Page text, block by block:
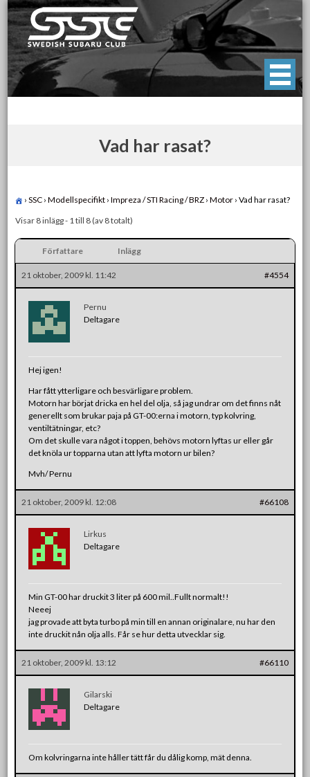
Skip
to
content
Swedish Subaru Club
För oss som älskar Subaru!
Vad har rasat?
› SSC › Modellspecifikt › Impreza / STI Racing / BRZ › Motor › Vad har rasat?
Visar 8 inlägg - 1 till 8 (av 8 totalt)
Författare Inlägg
21 oktober, 2009 kl. 11:42 #4554
Pernu
Deltagare
Hej igen!
Har fått ytterligare och besvärligare problem.
Motorn har börjat dricka en hel del olja, så jag undrar om det finns nåt
generellt som brukar paja på GT-00:erna i motorn, typ kolvring,
ventiltätningar, etc?
Om det skulle vara något i toppen, behövs motorn lyftas ur eller går
det knöla ur topparna utan att lyfta motorn ur bilen?
Mvh/ Pernu
21 oktober, 2009 kl. 12:08 #66108
Lirkus
Deltagare
Min GT-00 har druckit 3 liter på 600 mil..Fullt normalt!!
Neeej
jag provade att byta turbo på min till en annan originalare, nu har den
inte druckit nån olja alls. Får se hur detta utvecklar sig.
21 oktober, 2009 kl. 13:12 #66110
Gilarski
Deltagare
Om kolvringarna inte håller tätt får du dålig komp, mät denna.